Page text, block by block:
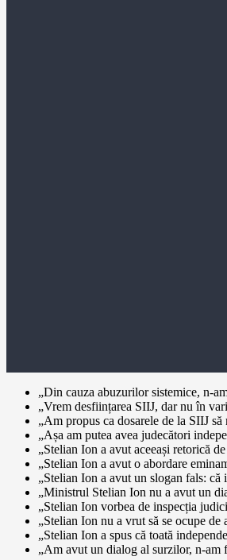
„Din cauza abuzurilor sistemice, n-
„Vrem desființarea SIIJ, dar nu în
„Am propus ca dosarele de la SIIJ
„Așa am putea avea judecători
„Stelian Ion a avut aceeași retorică
„Stelian Ion a avut o abordare
„Stelian Ion a avut un slogan fals:
„Ministrul Stelian Ion nu a avut un
„Stelian Ion vorbea de inspecția
„Stelian Ion nu a vrut să se ocupe
„Stelian Ion a spus că toată
„Am avut un dialog al surzilor, n-am